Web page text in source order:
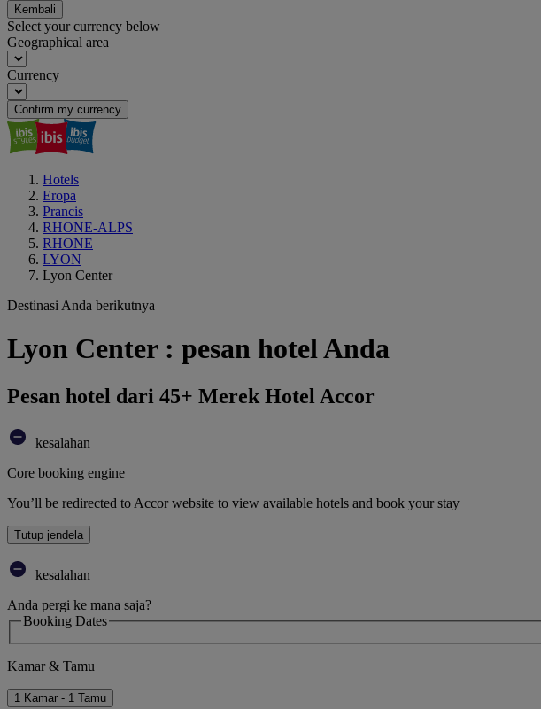
Kembali
Select your currency below
Geographical area
Currency
Confirm my currency
Hotels
Eropa
Prancis
RHONE-ALPS
RHONE
LYON
Lyon Center
Destinasi Anda berikutnya
Lyon Center : pesan hotel Anda
Pesan hotel dari 45+ Merek Hotel Accor
kesalahan
Core booking engine
You’ll be redirected to Accor website to view available hotels and book your stay
Tutup jendela
kesalahan
Anda pergi ke mana saja?
Booking Dates
Kamar & Tamu
1 Kamar - 1 Tamu